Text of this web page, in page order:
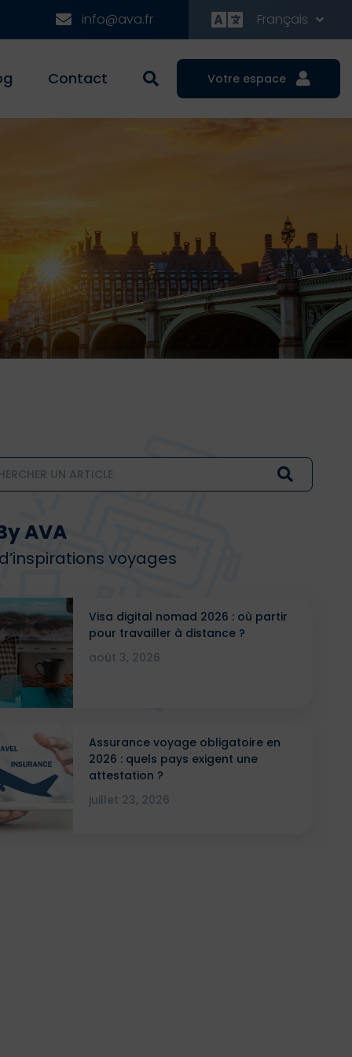
info@ava.fr Français
Contact Votre espace
AVA
voyages
Visa digital nomad 2026 : où partir
pour travailler à distance ?
août 3, 2026
Assurance voyage obligatoire en
2026 : quels pays exigent une
attestation ?
juillet 23, 2026